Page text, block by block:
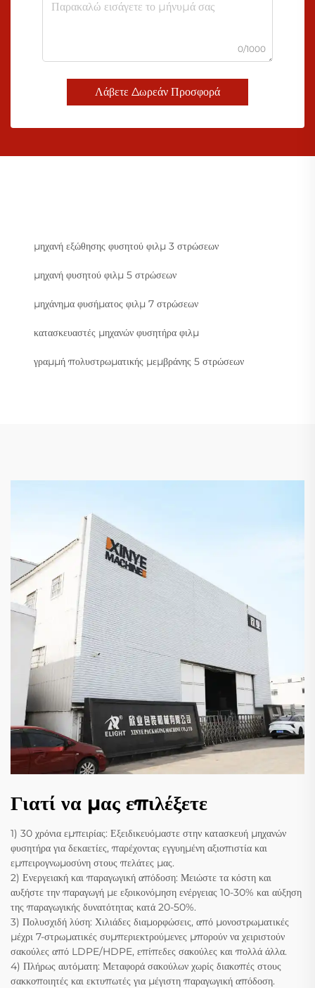
0/1000
Λάβετε Δωρεάν Προσφορά
μηχανή εξώθησης φυσητού φιλμ 3 στρώσεων
μηχανή φυσητού φιλμ 5 στρώσεων
μηχάνημα φυσήματος φιλμ 7 στρώσεων
κατασκευαστές μηχανών φυσητήρα φιλμ
γραμμή πολυστρωματικής μεμβράνης 5 στρώσεων
Γιατί να μας επιλέξετε
1) 30 χρόνια εμπειρίας: Εξειδικευόμαστε στην κατασκευή μηχανών
φυσητήρα για δεκαετίες, παρέχοντας εγγυημένη αξιοπιστία και
εμπειρογνωμοσύνη στους πελάτες μας.
2) Ενεργειακή και παραγωγική απόδοση: Μειώστε τα κόστη και
αυξήστε την παραγωγή με εξοικονόμηση ενέργειας 10-30% και αύξηση
της παραγωγικής δυνατότητας κατά 20-50%.
3) Πολυσχιδή λύση: Χιλιάδες διαμορφώσεις, από μονοστρωματικές
μέχρι 7-στρωματικές συμπεριεκτρούμενες μπορούν να χειριστούν
σακούλες από LDPE/HDPE, επίπεδες σακούλες και πολλά άλλα.
4) Πλήρως αυτόματη: Μεταφορά σακούλων χωρίς διακοπές στους
σακκοποιητές και εκτυπωτές για μέγιστη παραγωγική απόδοση.